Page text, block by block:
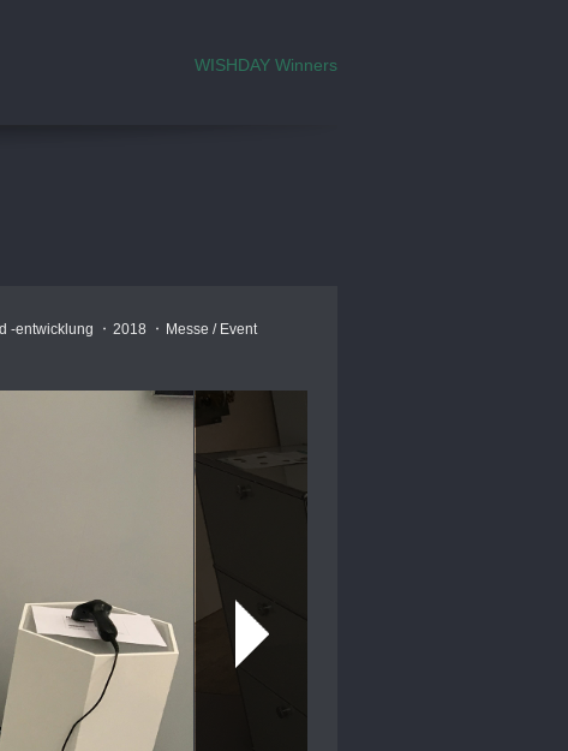
WISHDAY Winners
-entwicklung 2018
Messe / Event